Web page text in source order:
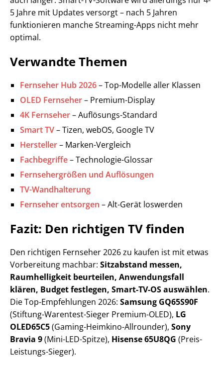
5 Jahre mit Updates versorgt – nach 5 Jahren
funktionieren manche Streaming-Apps nicht mehr
optimal.
Verwandte Themen
Fernseher Hub 2026– Top-Modelle aller Klassen
OLED Fernseher– Premium-Display
4K Fernseher– Auflösungs-Standard
Smart TV– Tizen, webOS, Google TV
Hersteller– Marken-Vergleich
Fachbegriffe– Technologie-Glossar
Fernsehergrößen und Auflösungen
TV-Wandhalterung
Fernseher entsorgen – Alt-Gerät loswerden
Fazit: Den richtigen TV finden
Den richtigen Fernseher 2026 zu kaufen ist mit etwas
Vorbereitung machbar: Sitzabstand messen,
Raumhelligkeit beurteilen, Anwendungsfall
klären, Budget festlegen, Smart-TV-OS auswählen.
Die Top-Empfehlungen 2026: Samsung GQ65S90F
(Stiftung-Warentest-Sieger Premium-OLED), LG
OLED65C5(Gaming-Heimkino-Allrounder), Sony
Bravia 9(Mini-LED-Spitze), Hisense 65U8QG (Preis-
Leistungs-Sieger).